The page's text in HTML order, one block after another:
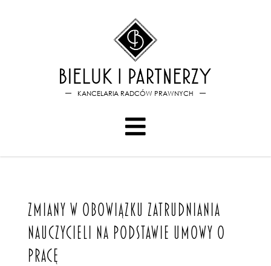
KANCELARIA RADCÓW PRAWNYCH
ZMIANY W OBOWIĄZKU ZATRUDNIANIA
NAUCZYCIELI NA PODSTAWIE UMOWY O
PRACĘ